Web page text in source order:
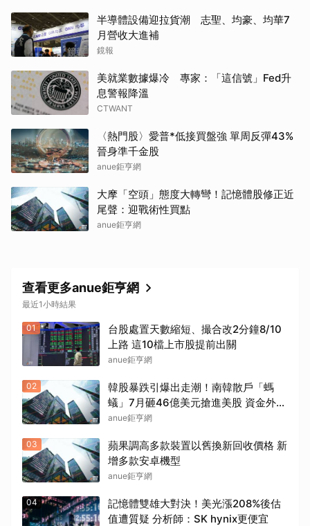
半導體設備迎拉貨潮 志聖、均豪、均華7
月營收大進補
鏡報
美就業數據爆冷 專家：「這信號」Fed升
息警報降溫
CTWANT
〈熱門股〉愛普*低接買盤強 單周反彈43%
晉身準千金股
anue鉅亨網
大摩「空頭」態度大轉彎！記憶體股修正近
尾聲：迎戰術性買點
anue鉅亨網
查看更多anue鉅亨網
最近1小時結果
01
台股處置天數縮短、撮合改2分鐘8/10
上路 這10檔上市股提前出關
anue鉅亨網
02
韓股暴跌引爆出走潮！南韓散戶「螞
蟻」7月砸46億美元搶進美股 資金外流
考驗韓元
anue鉅亨網
03
蘋果調高多款裝置以舊換新回收價格 新
增多款安卓機型
anue鉅亨網
04
記憶體雙雄大對決！美光漲208%後估
值遭質疑 分析師：SK hynix更便宜
取消